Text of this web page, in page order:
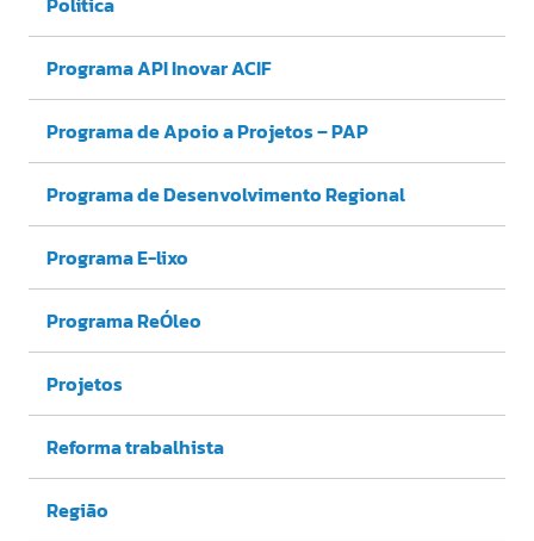
Programa API Inovar ACIF
Programa de Apoio a Projetos – PAP
Programa de Desenvolvimento Regional
Programa E-lixo
Programa ReÓleo
Projetos
Reforma trabalhista
Região